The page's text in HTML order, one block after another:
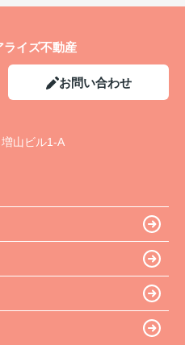
ライズ不動産
お問い合わせ
山ビル1-A